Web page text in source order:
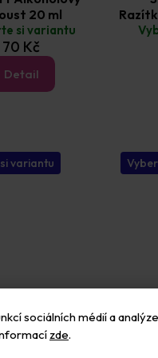
sociálních médií a
zde.
20 ml
si variantu
70 Kč
Detail
variantu
Lepidla na
West